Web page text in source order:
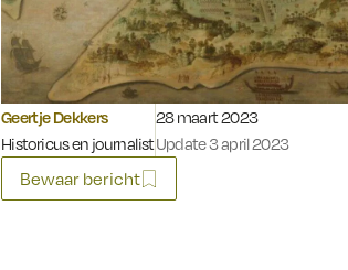
Geertje Dekkers
Historicus en journalist
Gepubliceerd op:
28 maart 2023
Update 3 april 2023
Bewaar bericht